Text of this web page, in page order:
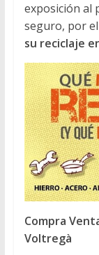
exposición al
seguro, por
su reciclaje
Compra
Voltregà